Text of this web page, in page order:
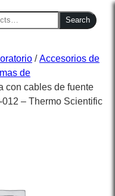
Search
/Accesorios de
de
con cables de fuente
– Thermo Scientific